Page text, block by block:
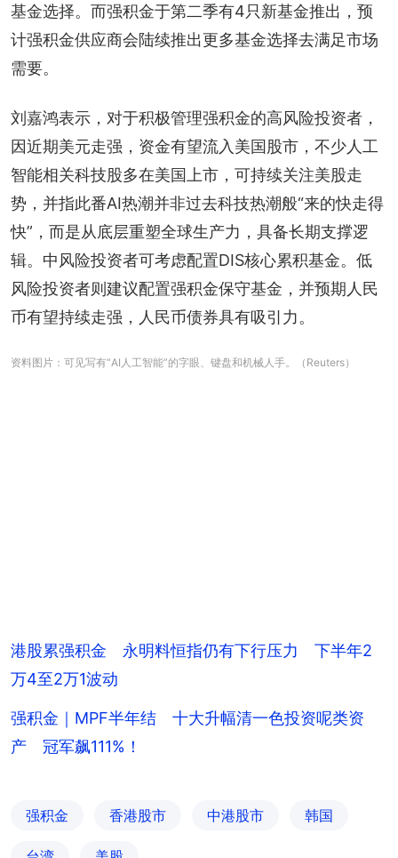
基金选择。而强积金于第二季有4只新基金推出，预
计强积金供应商会陆续推出更多基金选择去满足市场
需要。
刘嘉鸿表示，对于积极管理强积金的高风险投资者，
因近期美元走强，资金有望流入美国股市，不少人工
智能相关科技股多在美国上市，可持续关注美股走
势，并指此番AI热潮并非过去科技热潮般“来的快走得
快”，而是从底层重塑全球生产力，具备长期支撑逻
辑。中风险投资者可考虑配置DIS核心累积基金。低
风险投资者则建议配置强积金保守基金，并预期人民
币有望持续走强，人民币债券具有吸引力。
资料图片：可见写有“AI人工智能”的字眼、键盘和机械人手。（Reuters）
港股累强积金 永明料恒指仍有下行压力 下半年2
万4至2万1波动
强积金｜MPF半年结 十大升幅清一色投资呢类资
产 冠军飙111%！
强积金 香港股市 中港股市 韩国